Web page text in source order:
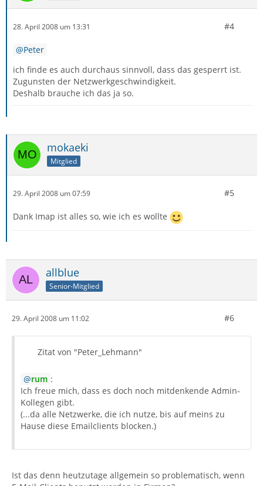
28. April 2008 um 13:31 #4
Peter
ich finde es auch durchaus sinnvoll, dass das gesperrt ist.
Zugunsten der Netzwerkgeschwindigkeit.
Deshalb brauche ich das ja so.
mokaeki
Mitglied
29. April 2008 um 07:59 #5
Dank Imap ist alles so, wie ich es wollte
allblue
Senior-Mitglied
29. April 2008 um 11:02 #6
Zitat von "Peter_Lehmann"
rum :
Ich freue mich, dass es doch noch mitdenkende Admin-
Kollegen gibt.
(...da alle Netzwerke, die ich nutze, bis auf meins zu
Hause diese Emailclients blocken.)
Ist das denn heutzutage allgemein so problematisch, wenn